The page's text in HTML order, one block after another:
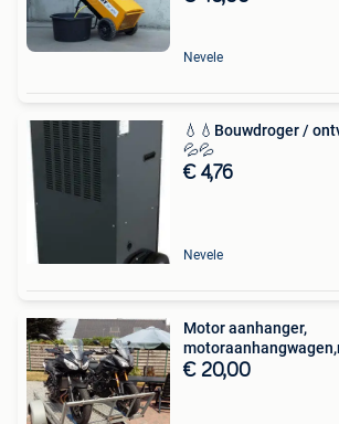
Nevele
💧💧Bouwdroger /
💦💦
€ 4,76
Nevele
Motor aanhanger,
€ 20,00